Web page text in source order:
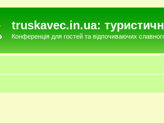
truskavec.in.ua:
Конференція для гостей та відпочиваючих